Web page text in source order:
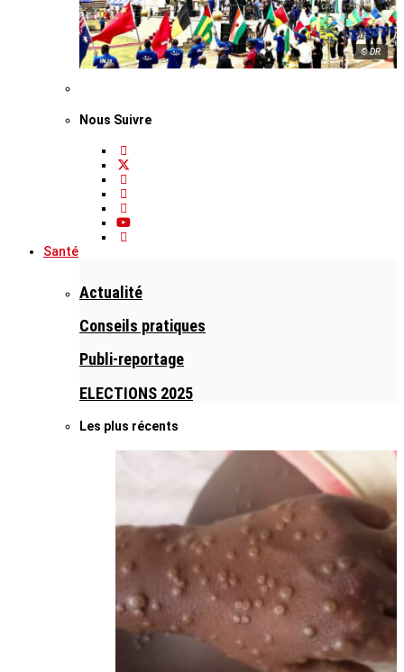
© DR
Nous Suivre
Santé
Actualité
Conseils pratiques
Publi-reportage
ELECTIONS 2025
Les plus récents